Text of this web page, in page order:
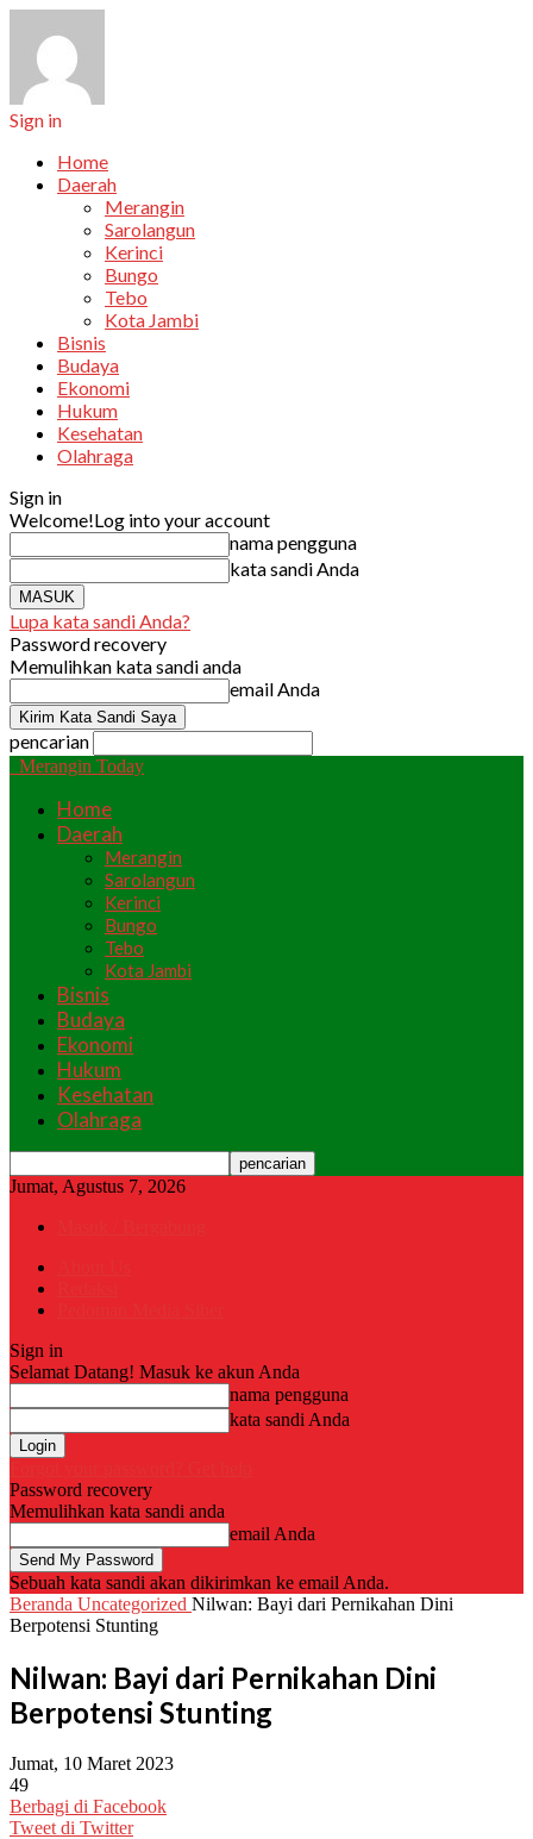
Sign in
Home
Daerah
Merangin
Sarolangun
Kerinci
Bungo
Tebo
Kota Jambi
Bisnis
Budaya
Ekonomi
Hukum
Kesehatan
Olahraga
Sign in
Welcome!Log into your account
nama pengguna
kata sandi Anda
Lupa kata sandi Anda?
Password recovery
Memulihkan kata sandi anda
email Anda
pencarian
Merangin Today
Home
Daerah
Merangin
Sarolangun
Kerinci
Bungo
Tebo
Kota Jambi
Bisnis
Budaya
Ekonomi
Hukum
Kesehatan
Olahraga
Jumat, Agustus 7, 2026
Sign in
Selamat Datang! Masuk ke akun Anda
nama pengguna
kata sandi Anda
Password recovery
Memulihkan kata sandi anda
email Anda
Sebuah kata sandi akan dikirimkan ke email Anda.
Beranda Uncategorized Nilwan: Bayi dari Pernikahan Dini
Berpotensi Stunting
Nilwan: Bayi dari Pernikahan Dini
Berpotensi Stunting
Jumat, 10 Maret 2023
49
Berbagi di Facebook
Tweet di Twitter